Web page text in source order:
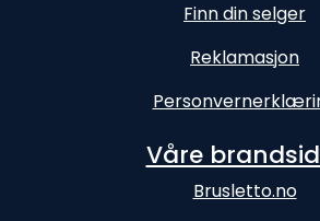
Finn din selger
Reklamasjon
Våre
Brusletto.no